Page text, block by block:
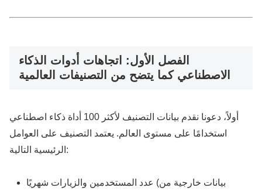
الفصل الأول: اتجاهات أدوات الذكاء
الاصطناعي كما يتضح من التصنيفات العالمية
أولاً، دعونا نقدم بيانات التصنيف لأكثر 100 أداة ذكاء اصطناعي
استخدامًا على مستوى العالم. يعتمد التصنيف على العوامل
الرئيسية التالية:
عدد المستخدمين والزيارات شهريًا (بيانات خارجية من